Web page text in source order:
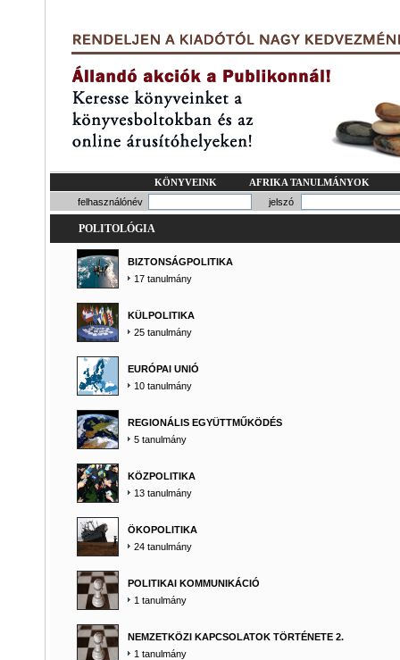
KÖNYVEINK
AFRIKA TANULMÁNYOK
felhasználónév
jelszó
POLITOLÓGIA
BIZTONSÁGPOLITIKA
17 tanulmány
KÜLPOLITIKA
25 tanulmány
EURÓPAI UNIÓ
10 tanulmány
REGIONÁLIS EGYÜTTMŰKÖDÉS
5 tanulmány
KÖZPOLITIKA
13 tanulmány
ÖKOPOLITIKA
24 tanulmány
POLITIKAI KOMMUNIKÁCIÓ
1 tanulmány
NEMZETKÖZI KAPCSOLATOK TÖRTÉNETE 2.
1 tanulmány